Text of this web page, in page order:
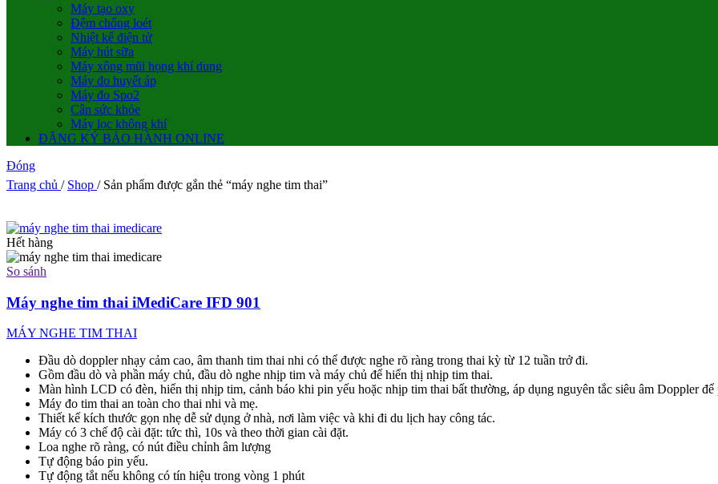
Máy tạo oxy
Đệm chống loét
Nhiệt kế điện tử
Máy hút sữa
Máy xông mũi họng khí dung
Máy đo huyết áp
Máy đo Spo2
Cân sức khỏe
Máy lọc không khí
ĐĂNG KÝ BẢO HÀNH ONLINE
Đóng
Trang chủ / Shop / Sản phẩm được gắn thẻ “máy nghe tim thai”
Hết hàng
So sánh
Máy nghe tim thai iMediCare IFD 901
MÁY NGHE TIM THAI
Đầu dò doppler nhạy cảm cao, âm thanh tim thai nhi có thể được nghe rõ ràng trong thai kỳ từ 12 tuần trở đi.
Gồm đầu dò và phần máy chủ, đầu dò nghe nhịp tim và máy chủ để hiển thị nhịp tim thai.
Màn hình LCD có đèn, hiển thị nhịp tim, cảnh báo khi pin yếu hoặc nhịp tim thai bất thường, áp dụng nguyên tắc siêu âm Doppler để
Máy đo tim thai an toàn cho thai nhi và mẹ.
Thiết kế kích thước gọn nhẹ dễ sử dụng ở nhà, nơi làm việc và khi đi du lịch hay công tác.
Máy có 3 chế độ cài đặt: tức thì, 10s và theo thời gian cài đặt.
Loa nghe rõ ràng, có nút điều chỉnh âm lượng
Tự động báo pin yếu.
Tự động tắt nếu không có tín hiệu trong vòng 1 phút